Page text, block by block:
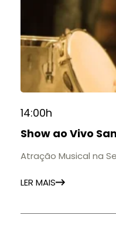
14:00h
Show ao Vivo
Atração Musical na
LER MAIS